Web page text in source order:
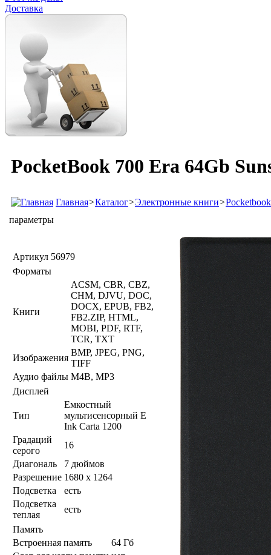
Доставка
PocketBook 700 Era 64Gb
Главная>Каталог>Электронные книги>Pocketbook
параметры
Артикул 56979
Форматы
Книги
ACSM, CBR, CBZ,
CHM, DJVU, DOC,
DOCX, EPUB, FB2,
FB2.ZIP, HTML,
MOBI, PDF, RTF,
TCR, TXT
Изображения
BMP, JPEG, PNG,
TIFF
Аудио файлы M4B, MP3
Дисплей
Тип
Емкостный
мультисенсорный E
Ink Carta 1200
Градаций
серого
16
Диагональ
7 дюймов
Разрешение 1680 x 1264
Подсветка
есть
Подсветка
теплая
есть
Память
Встроенная память
64 Гб